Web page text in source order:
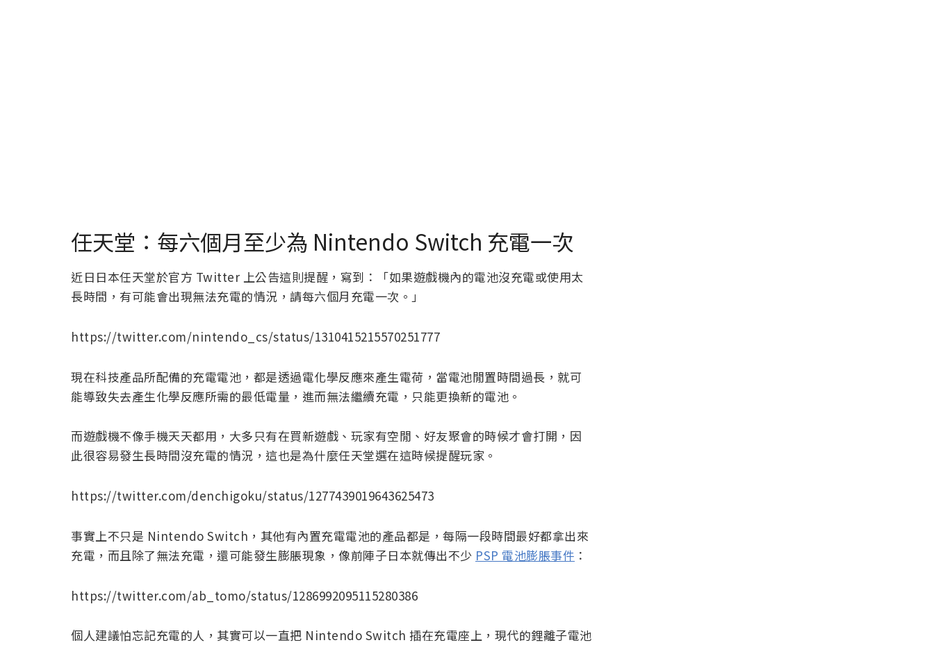
任天堂：每六個月至少為 Nintendo Switch 充電一次
近日日本任天堂於官方 Twitter 上公告這則提醒，寫到：「如果遊戲機內的電池沒充電或使用太
長時間，有可能會出現無法充電的情況，請每六個月充電一次。」
https://twitter.com/nintendo_cs/status/1310415215570251777
現在科技產品所配備的充電電池，都是透過電化學反應來產生電荷，當電池閒置時間過長，就可
能導致失去產生化學反應所需的最低電量，進而無法繼續充電，只能更換新的電池。
而遊戲機不像手機天天都用，大多只有在買新遊戲、玩家有空閒、好友聚會的時候才會打開，因
此很容易發生長時間沒充電的情況，這也是為什麼任天堂選在這時候提醒玩家。
https://twitter.com/denchigoku/status/1277439019643625473
事實上不只是 Nintendo Switch，其他有內置充電電池的產品都是，每隔一段時間最好都拿出來
充電，而且除了無法充電，還可能發生膨脹現象，像前陣子日本就傳出不少 PSP 電池膨脹事件 ：
https://twitter.com/ab_tomo/status/1286992095115280386
個人建議怕忘記充電的人，其實可以一直把 Nintendo Switch 插在充電座上，現代的鋰離子電池